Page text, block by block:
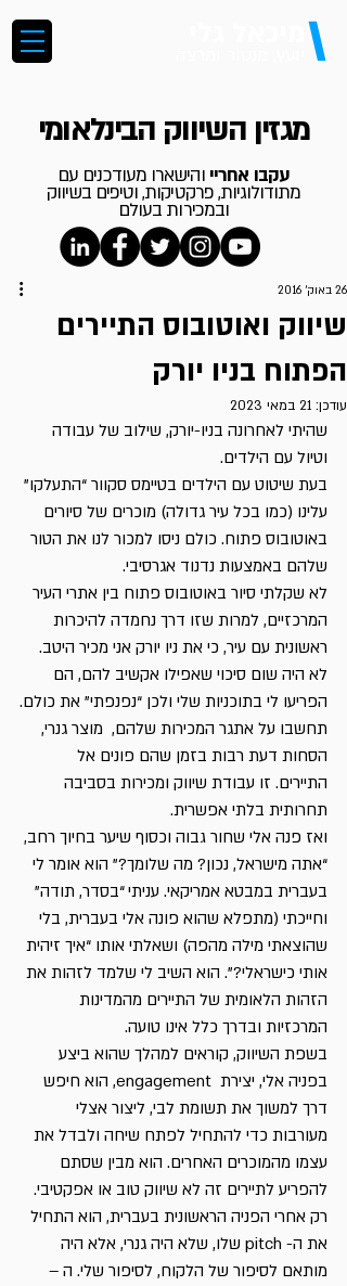
\
מגזין השיווק הבינלאומי
עקבו אחריי והישארו מעודכנים עם
מתודולוגיות, פרקטיקות, וטיפים בשיווק
ובמכירות בעולם
שיווק ואוטובוס התיירים
הפתוח בניו יורק
26 באוק׳ 2016
עודכן: 21 במאי 2023
שהיתי לאחרונה בניו-יורק, שילוב של עבודה
וטיול עם הילדים.
בעת שיטוט עם הילדים בטיימס סקוור “התעלקו”
עלינו (כמו בכל עיר גדולה) מוכרים של סיורים
באוטובוס פתוח. כולם ניסו למכור לנו את הטור
שלהם באמצעות נדנוד אגרסיבי.
לא שקלתי סיור באוטובוס פתוח בין אתרי העיר
המרכזיים, למרות שזו דרך נחמדה להיכרות
ראשונית עם עיר, כי את ניו יורק אני מכיר היטב.
לא היה שום סיכוי שאפילו אקשיב להם, הם
הפריעו לי בתוכניות שלי ולכן “נפנפתי” את כולם.
תחשבו על אתגר המכירות שלהם,  מוצר גנרי,
הסחות דעת רבות בזמן שהם פונים אל
התיירים. זו עבודת שיווק ומכירות בסביבה
תחרותית בלתי אפשרית.
ואז פנה אלי שחור גבוה וכסוף שיער בחיוך רחב,
“אתה מישראל, נכון? מה שלומך?” הוא אומר לי
בעברית במבטא אמריקאי. עניתי “בסדר, תודה”
וחייכתי (מתפלא שהוא פונה אלי בעברית, בלי
שהוצאתי מילה מהפה) ושאלתי אותו “איך זיהית
אותי כישראלי?”. הוא השיב לי שלמד לזהות את
הזהות הלאומית של התיירים מהמדינות
המרכזיות ובדרך כלל אינו טועה.
בשפת השיווק, קוראים למהלך שהוא ביצע
בפניה אלי, יצירת  engagement, הוא חיפש
דרך למשוך את תשומת לבי, ליצור אצלי
מעורבות כדי להתחיל לפתח שיחה ולבדל את
עצמו מהמוכרים האחרים. הוא מבין שסתם
להפריע לתיירים זה לא שיווק טוב או אפקטיבי.
רק אחרי הפניה הראשונית בעברית, הוא התחיל
את ה- pitch שלו, שלא היה גנרי, אלא היה
מותאם לסיפור של הלקוח, לסיפור שלי. ה –